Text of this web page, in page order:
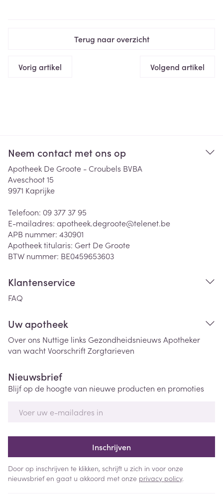
Terug naar overzicht
Vorig artikel Volgend artikel
Neem contact met ons op
Apotheek De Groote - Croubels BVBA
Aveschoot 15
9971 Kaprijke
Telefoon: 09 377 37 95
E-mailadres: apotheek.degroote@telenet.be
APB nummer: 430901
Apotheek titularis: Gert De Groote
BTW nummer: BE0459653603
Klantenservice
FAQ
Uw apotheek
Over ons Nuttige links Gezondheidsnieuws Apotheker
van wachtVoorschriftZorgtarieven
Nieuwsbrief
Blijf op de hoogte van nieuwe producten en promoties
Inschrijven
Door op inschrijven te klikken, schrijft u zich in voor onze
nieuwsbrief en gaat u akkoord met onze privacy policy.